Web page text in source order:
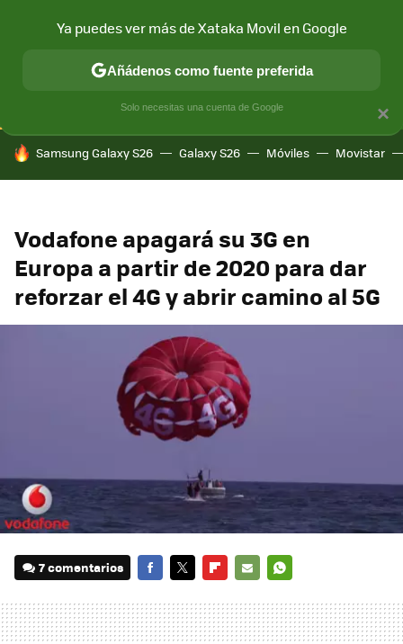
CONECTIVIDAD MÓVIL Y SOCIEDAD APLICACIONES
HOY SE HABLA DE
Samsung Galaxy S26 Galaxy S26 Móviles Movistar
Vodafone apagará su 3G en
Europa a partir de 2020 para dar
reforzar el 4G y abrir camino al 5G
7 comentarios
MAIL
×
Ya puedes ver más de Xataka Movil en Google
Añádenos como fuente preferida
Solo necesitas una cuenta de Google